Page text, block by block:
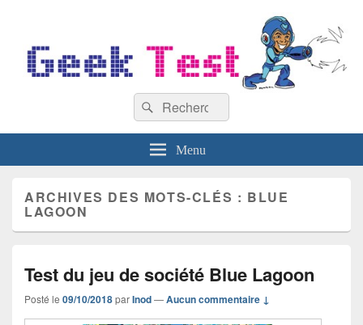
Recherche :
Rechercher
Menu
ARCHIVES DES MOTS-CLÉS : BLUE
LAGOON
Test du jeu de société Blue Lagoon
Posté le 09/10/2018parInod—Aucun commentaire ↓